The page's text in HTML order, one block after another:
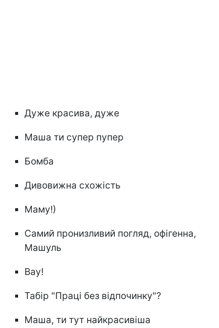
Дуже красива, дуже
Маша ти супер пупер
Бомба
Дивовижна схожість
Маму!)
Самий пронизливий погляд, офігенна,
Машуль
Вау!
Табір "Праці без відпочинку"?
Маша, ти тут найкрасивіша